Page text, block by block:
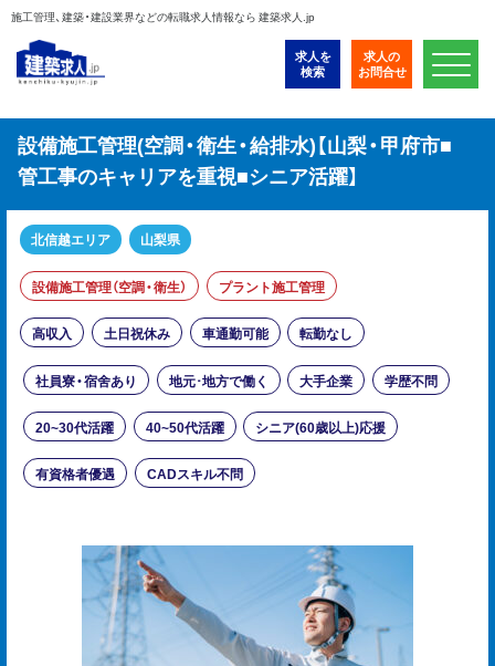
施工管理、建築・建設業界などの転職求人情報なら 建築求人.jp
求人を
検索
求人の
お問合せ
設備施工管理(空調・衛生・給排水)【山梨・甲府市■
管工事のキャリアを重視■シニア活躍】
北信越エリア 山梨県
設備施工管理（空調・衛生） プラント施工管理
高収入 土日祝休み 車通勤可能 転勤なし
社員寮・宿舍あり 地元･地方で働く 大手企業 学歴不問
20~30代活躍 40~50代活躍 シニア(60歳以上)応援
有資格者優遇 CADスキル不問